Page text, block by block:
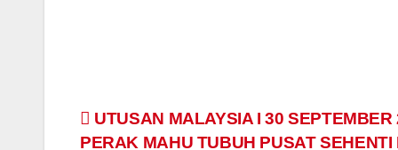
Navigasi
UTUSAN MALAYSIA I 30 SEPTEMBER
PERAK MAHU TUBUH PUSAT SEHENTI